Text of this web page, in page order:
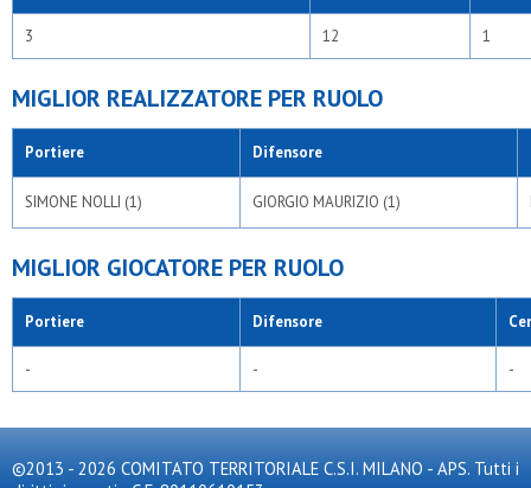
3 12 1
MIGLIOR REALIZZATORE PER RUOLO
Portiere Difensore
SIMONE NOLLI (1) GIORGIO MAURIZIO (1)
MIGLIOR GIOCATORE PER RUOLO
Portiere Difensore
- - -
©2013 - 2026 COMITATO TERRITORIALE C.S.I. MILANO - APS. Tutti i